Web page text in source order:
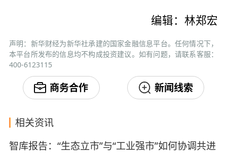
编辑：林郑宏
声明：新华财经为新华社承建的国家金融信息平台。任何情况下，
本平台所发布的信息均不构成投资建议。如有问题，请联系客服：
400-6123115
商务合作 新闻线索
相关资讯
智库报告：“生态立市”与“工业强市”如何协调共进